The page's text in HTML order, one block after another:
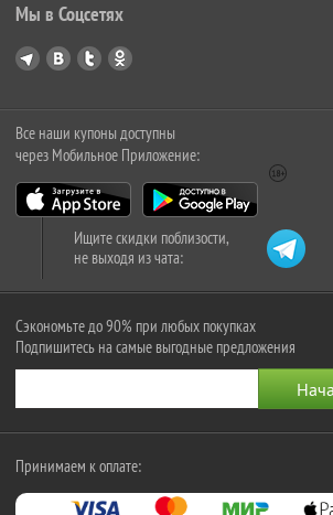
Мы в Соцсетях
Все наши купоны доступны
через Мобильное Приложение:
Ищите скидки поблизости,
не выходя из чата:
Сэкономьте до 90% при любых покупках
Подпишитесь на самые выгодные предложения
Принимаем к оплате: